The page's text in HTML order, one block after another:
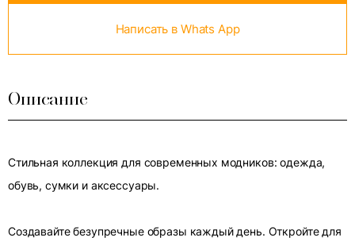
Написать в Whats App
Описание
Стильная коллекция для современных модников: одежда,
обувь, сумки и аксессуары.
Создавайте безупречные образы каждый день. Откройте для